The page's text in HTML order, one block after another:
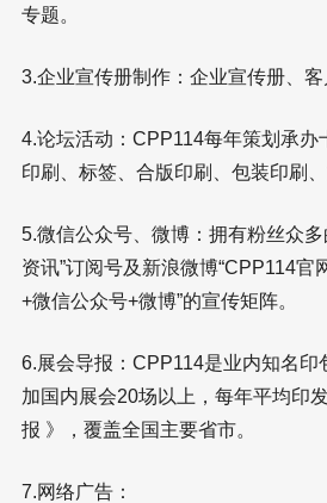
专题。
3.企业宣传册制作：企业宣传册、客
4.论坛活动：CPP114每年策划承办
印刷、标签、合版印刷、包装印刷、
5.微信公众号、微博：拥有粉丝众
资讯”订阅号及新浪微博“CPP114官
+微信公众号+微博”的宣传矩阵。
6.展会导报：CPP114是业内知名印
加国内展会20场以上，每年平均印
报 》，覆盖全国主要省市。
7.网络广告：